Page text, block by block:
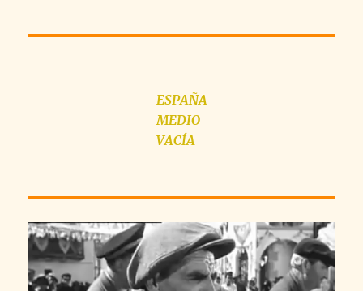
ESPAÑA
MEDIO
VACÍA